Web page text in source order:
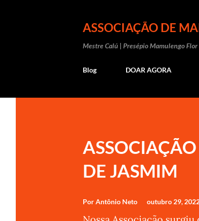
ASSOCIAÇÃO DE
Mestre Calú | Presépio Mamulengo
Blog DOAR AGORA
DE JASMIM
PorAntônio Neto outubro 29,